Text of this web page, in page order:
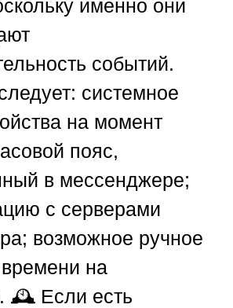
именно они
событий.
системное
на момент
пояс,
в мессенджере;
с серверами
возможное ручное
на
🕰️ Если есть